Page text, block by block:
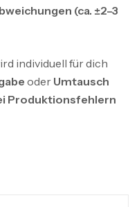
(ca. ±2–3
individuell für dich
oder Umtausch
Produktionsfehlern